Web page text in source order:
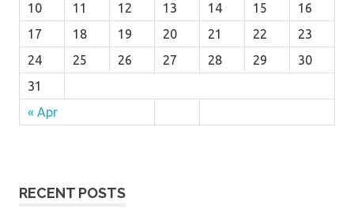
« Apr
10
11 12 13 14 15
16
17
18 19 20 21 22
23
24
25 26 27 28 29
30
31
RECENT POSTS